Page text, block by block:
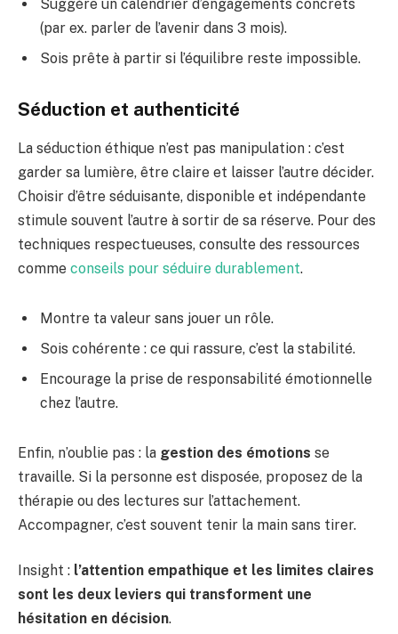
Suggère un calendrier d’engagements concrets
(par ex. parler de l’avenir dans 3 mois).
Sois prête à partir si l’équilibre reste impossible.
Séduction et authenticité
La séduction éthique n’est pas manipulation : c’est
garder sa lumière, être claire et laisser l’autre décider.
Choisir d’être séduisante, disponible et indépendante
stimule souvent l’autre à sortir de sa réserve. Pour des
techniques respectueuses, consulte des ressources
comme conseils pour séduire durablement.
Montre ta valeur sans jouer un rôle.
Sois cohérente : ce qui rassure, c’est la stabilité.
Encourage la prise de responsabilité émotionnelle
chez l’autre.
Enfin, n’oublie pas : la gestion des émotions se
travaille. Si la personne est disposée, proposez de la
thérapie ou des lectures sur l’attachement.
Accompagner, c’est souvent tenir la main sans tirer.
Insight : l’attention empathique et les limites claires
sont les deux leviers qui transforment une
hésitation en décision.